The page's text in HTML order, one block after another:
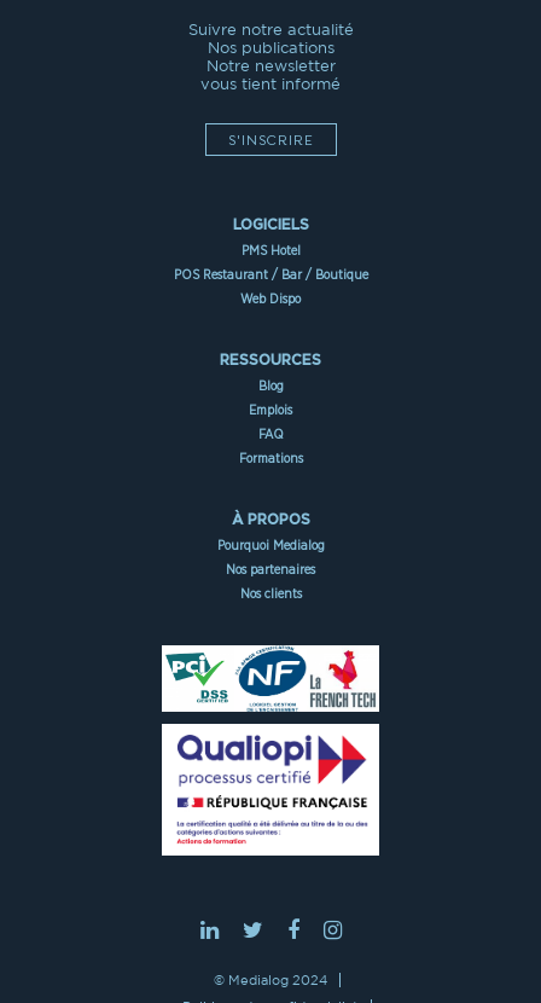
Suivre notre actualité
Nos publications
Notre newsletter
vous tient informé
S'INSCRIRE
LOGICIELS
PMS Hotel
POS Restaurant / Bar / Boutique
Web Dispo
RESSOURCES
Blog
Emplois
FAQ
Formations
À PROPOS
Pourquoi Medialog
Nos partenaires
Nos clients
© Medialog 2024